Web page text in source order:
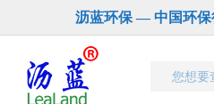
沥蓝环保 — 中国环保
Search: